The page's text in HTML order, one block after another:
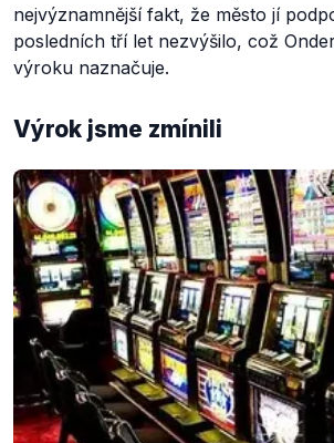
nejvýznamnější fakt, že město jí
posledních tří let nezvýšilo, což
výroku naznačuje.
Výrok jsme zmínili